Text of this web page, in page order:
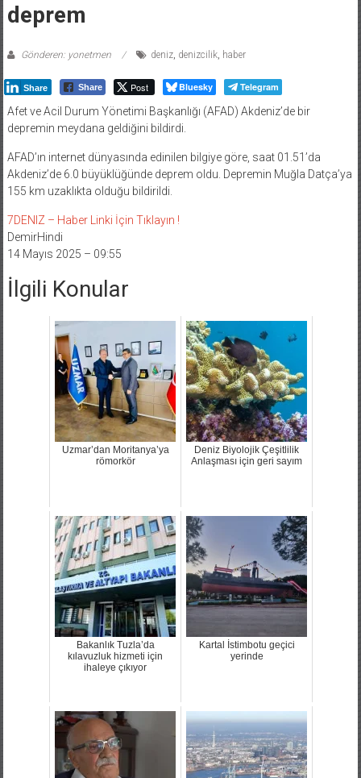
deprem
Gönderen: yonetmen deniz, denizcilik, haber
Share Share Post Bluesky Telegram
Afet ve Acil Durum Yönetimi Başkanlığı (AFAD) Akdeniz’de bir
depremin meydana geldiğini bildirdi.
AFAD’ın internet dünyasında edinilen bilgiye göre, saat 01.51’da
Akdeniz’de 6.0 büyüklüğünde deprem oldu. Depremin Muğla Datça’ya
155 km uzaklıkta olduğu bildirildi.
7DENIZ – Haber Linki İçin Tıklayın !
DemirHindi
14 Mayıs 2025 – 09:55
İlgili Konular
Uzmar’dan Moritanya’ya
römorkör
Deniz Biyolojik Çeşitlilik
Anlaşması için geri sayım
Bakanlık Tuzla’da
kılavuzluk hizmeti için
ihaleye çıkıyor
Kartal İstimbotu geçici
yerinde